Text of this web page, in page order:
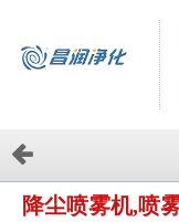
降尘喷雾机,喷